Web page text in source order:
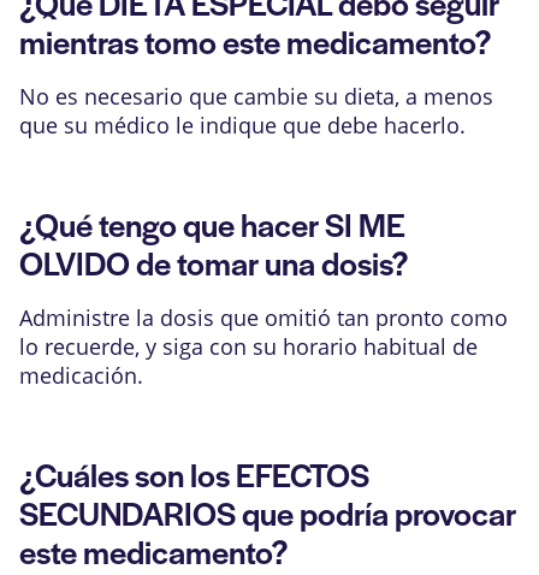
mientras tomo este medicamento?
No es necesario que cambie su dieta, a menos
que su médico le indique que debe hacerlo.
¿Qué tengo que hacer SI ME
OLVIDO de tomar una dosis?
Administre la dosis que omitió tan pronto como
lo recuerde, y siga con su horario habitual de
medicación.
¿Cuáles son los EFECTOS
SECUNDARIOS que podría provocar
este medicamento?